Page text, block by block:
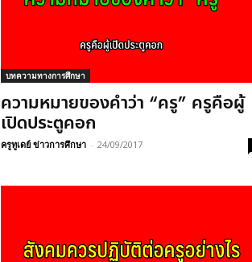
บทความทางการศึกษา
ความหมายของคำว่า “ครู” ครูคือผู้
เปิดประตูคอก
ครูทูเดย์ ข่าวการศึกษา - 24/09/2017